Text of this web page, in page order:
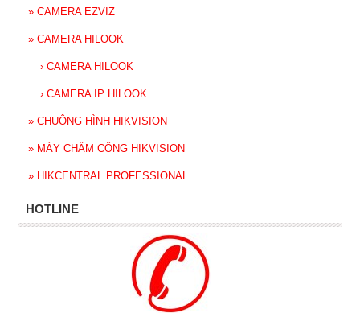
» CAMERA EZVIZ
» CAMERA HILOOK
› CAMERA HILOOK
› CAMERA IP HILOOK
» CHUÔNG HÌNH HIKVISION
» MÁY CHẤM CÔNG HIKVISION
» HIKCENTRAL PROFESSIONAL
HOTLINE